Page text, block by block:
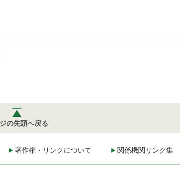
の先頭へ戻る
著作権・リンクについて 関係機関リンク集